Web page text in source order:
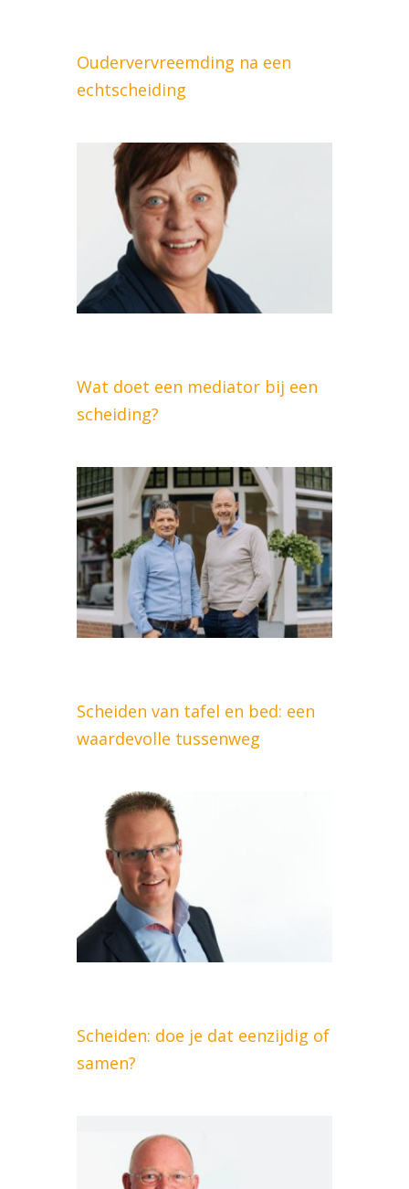
Oudervervreemding na een
echtscheiding
Wat doet een mediator bij een
scheiding?
Scheiden van tafel en bed: een
waardevolle tussenweg
Scheiden: doe je dat eenzijdig of
samen?